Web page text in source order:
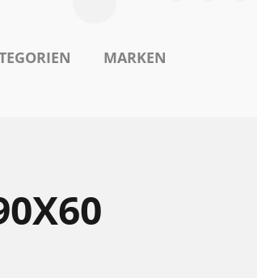
MARKEN